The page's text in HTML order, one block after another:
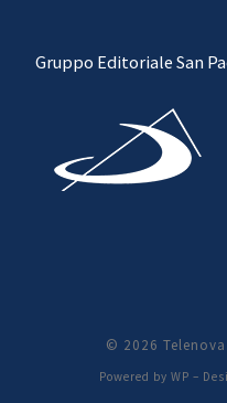
Gruppo Editoriale San
© 2026 Telenova
Powered by WP –